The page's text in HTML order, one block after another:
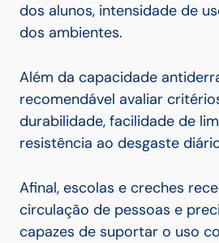
dos alunos, intensidade de
dos ambientes.
Além da capacidade
recomendável avaliar
durabilidade, facilidade de
resistência ao desgaste
Afinal, escolas e creches
circulação de pessoas e
capazes de suportar o uso